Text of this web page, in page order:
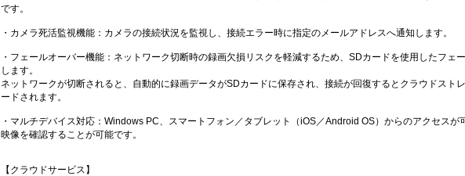
です。
・カメラ死活監視機能：カメラの接続状況を監視し、接続エラー時に指定のメールアドレスへ通知します。
・フェールオーバー機能：ネットワーク切断時の録画欠損リスクを軽減するため、SDカードを使用したフェ
します。
ネットワークが切断されると、自動的に録画データがSDカードに保存され、接続が回復するとクラウドスト
ードされます。
・マルチデバイス対応：Windows PC、スマートフォン／タブレット（iOS／Android OS）からのアクセス
映像を確認することが可能です。
【クラウドサービス】